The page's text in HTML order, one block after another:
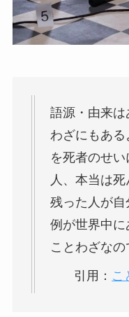
語源・由来は
わざにもある
を死者のせい
人、本当は
残った人が自
例が世界中に
ことわざなの
引用： こ